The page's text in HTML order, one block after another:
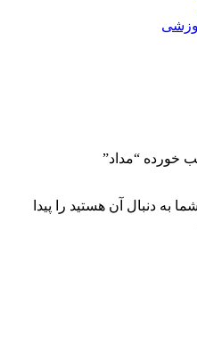
خورده “مداد”
به دنبال آن هستید را پیدا